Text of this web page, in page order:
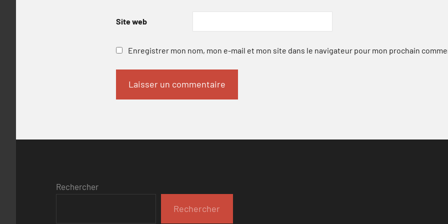
Site web
Enregistrer mon nom, mon e-mail et mon site dans le navigateur pour mon prochain
Rechercher
Rechercher